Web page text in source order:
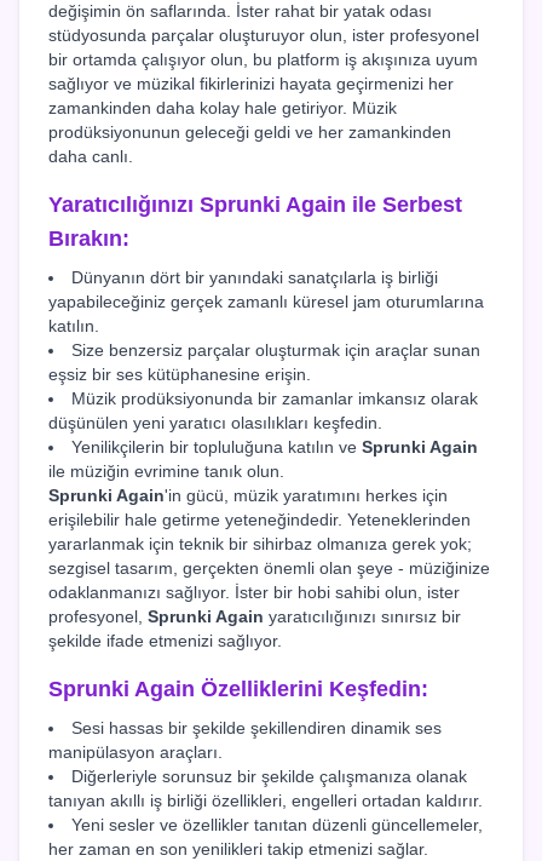
değişimin ön saflarında. İster rahat bir yatak odası
stüdyosunda parçalar oluşturuyor olun, ister profesyonel
bir ortamda çalışıyor olun, bu platform iş akışınıza uyum
sağlıyor ve müzikal fikirlerinizi hayata geçirmenizi her
zamankinden daha kolay hale getiriyor. Müzik
prodüksiyonunun geleceği geldi ve her zamankinden
daha canlı.
Yaratıcılığınızı Sprunki Again ile Serbest
Bırakın:
Dünyanın dört bir yanındaki sanatçılarla iş birliği
yapabileceğiniz gerçek zamanlı küresel jam oturumlarına
katılın.
Size benzersiz parçalar oluşturmak için araçlar sunan
eşsiz bir ses kütüphanesine erişin.
Müzik prodüksiyonunda bir zamanlar imkansız olarak
düşünülen yeni yaratıcı olasılıkları keşfedin.
Yenilikçilerin bir topluluğuna katılın ve Sprunki Again
ile müziğin evrimine tanık olun.
Sprunki Again'in gücü, müzik yaratımını herkes için
erişilebilir hale getirme yeteneğindedir. Yeteneklerinden
yararlanmak için teknik bir sihirbaz olmanıza gerek yok;
sezgisel tasarım, gerçekten önemli olan şeye - müziğinize
odaklanmanızı sağlıyor. İster bir hobi sahibi olun, ister
profesyonel, Sprunki Again yaratıcılığınızı sınırsız bir
şekilde ifade etmenizi sağlıyor.
Sprunki Again Özelliklerini Keşfedin:
Sesi hassas bir şekilde şekillendiren dinamik ses
manipülasyon araçları.
Diğerleriyle sorunsuz bir şekilde çalışmanıza olanak
tanıyan akıllı iş birliği özellikleri, engelleri ortadan kaldırır.
Yeni sesler ve özellikler tanıtan düzenli güncellemeler,
her zaman en son yenilikleri takip etmenizi sağlar.